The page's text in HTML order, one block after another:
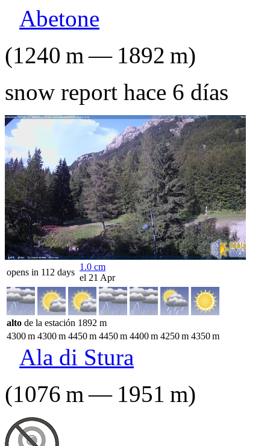
Abetone
(1240 m— 1892 m)
snow report hace 6 días
opens in 112 days
1.0 cm
el 21 Apr
alto de la estación 1892 m
4300m 4300m 4450m 4450m 4400m 4250m 4350m
Ala di Stura
(1076 m— 1951 m)